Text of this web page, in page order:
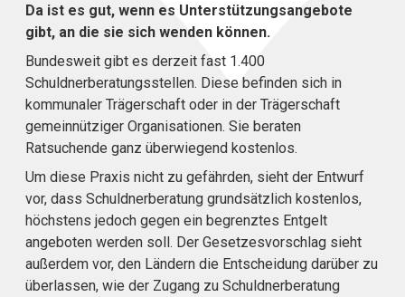
Da ist es gut, wenn es Unterstützungsangebote
gibt, an die sie sich wenden können.
Bundesweit gibt es derzeit fast 1.400
Schuldnerberatungsstellen. Diese befinden sich in
kommunaler Trägerschaft oder in der Trägerschaft
gemeinnütziger Organisationen. Sie beraten
Ratsuchende ganz überwiegend kostenlos.
Um diese Praxis nicht zu gefährden, sieht der Entwurf
vor, dass Schuldnerberatung grundsätzlich kostenlos,
höchstens jedoch gegen ein begrenztes Entgelt
angeboten werden soll. Der Gesetzesvorschlag sieht
außerdem vor, den Ländern die Entscheidung darüber zu
überlassen, wie der Zugang zu Schuldnerberatung